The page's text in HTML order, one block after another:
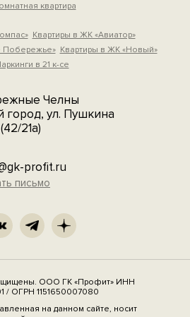
квартира
Квартиры в ЖК «Авиатор»
Побережье» Квартиры в ЖК «Новый»
в 21 к-се
Челны
город, ул. Пушкина
21а)
profit.ru
письмо
ООО ГК «Профит» ИНН
/ ОГРН 1151650007080
на данном сайте, носит